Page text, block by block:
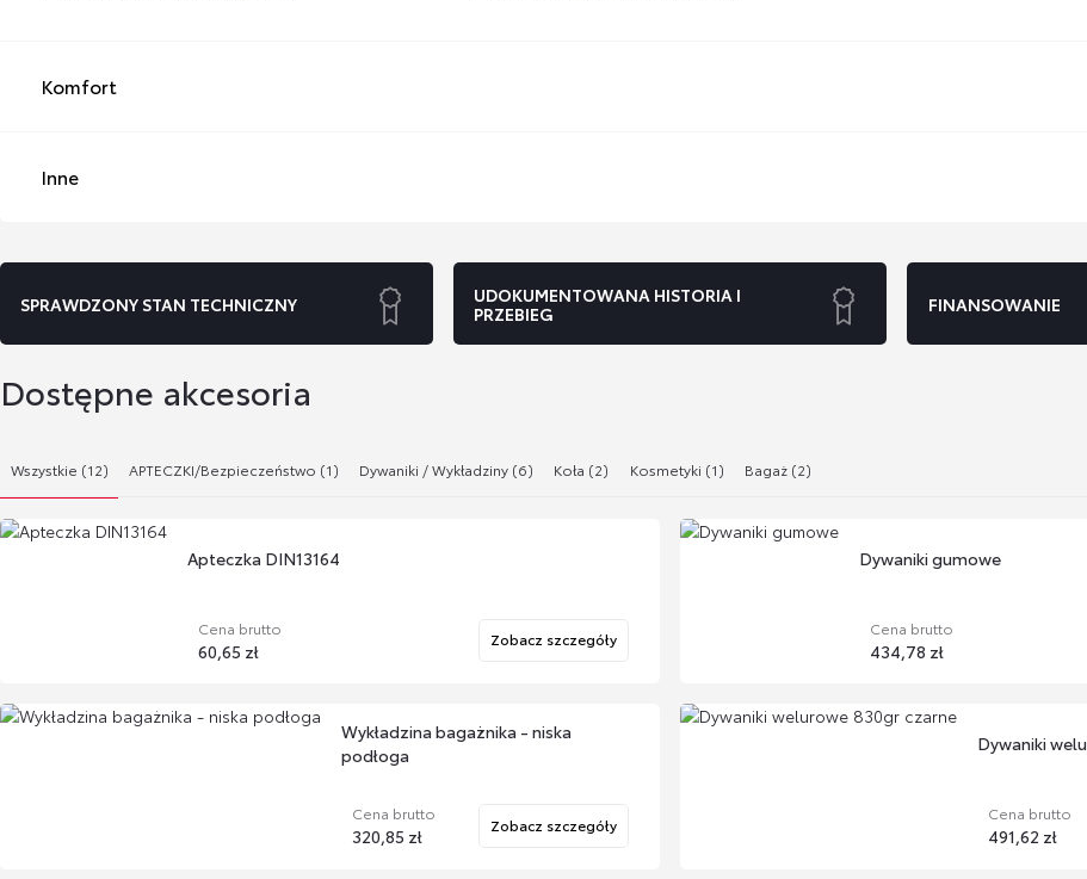
Komfort
Inne
SPRAWDZONY STAN TECHNICZNY
UDOKUMENTOWANA HISTORIA I
PRZEBIEG
FINANSOWANIE
Dostępne akcesoria
Wszystkie (12) APTECZKI/Bezpieczeństwo (1) Dywaniki / Wykładziny (6) Koła (2) Kosmetyki (1) Bagaż (2)
Apteczka DIN13164
Cena brutto
60,65 zł
Zobacz szczegóły
Dywaniki gumowe
Cena brutto
434,78 zł
Wykładzina bagażnika - niska
podłoga
Cena brutto
320,85 zł
Zobacz szczegóły
Dywaniki
Cena brutto
491,62 zł